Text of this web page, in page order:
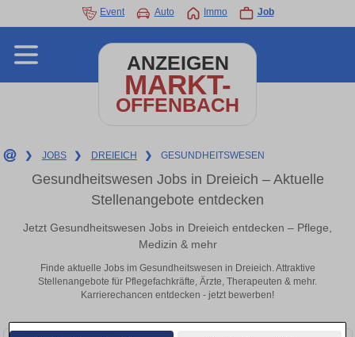
Event Auto Immo Job
ANZEIGEN
MARKT-
OFFENBACH
❯ JOBS ❯ DREIEICH ❯ GESUNDHEITSWESEN
Gesundheitswesen Jobs in Dreieich – Aktuelle
Stellenangebote entdecken
Jetzt Gesundheitswesen Jobs in Dreieich entdecken – Pflege,
Medizin & mehr
Finde aktuelle Jobs im Gesundheitswesen in Dreieich. Attraktive
Stellenangebote für Pflegefachkräfte, Ärzte, Therapeuten & mehr.
Karrierechancen entdecken - jetzt bewerben!